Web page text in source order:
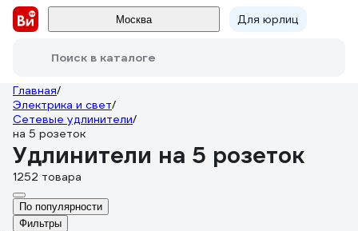
Москва Для юрлиц
Поиск в каталоге
Главная/
Электрика и свет/
Сетевые удлинители/
на 5 розеток
Удлинители на 5 розеток
1252 товара
По популярности
Фильтры